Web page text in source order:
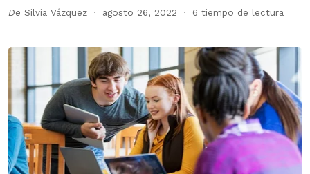
De Silvia Vázquez agosto 26, 2022 6 tiempo de lectura